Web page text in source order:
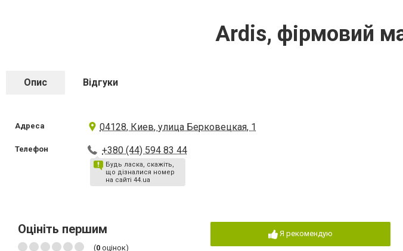
Ardis, фірмовий
Опис Відгуки
Адреса 04128, Киев, улица Берковецкая, 1
Телефон +380 (44) 594 83 44
Будь ласка, скажіть,
що дізналися номер
на сайті 44.ua
Оцініть першим
(0 оцінок)
Я рекомендую